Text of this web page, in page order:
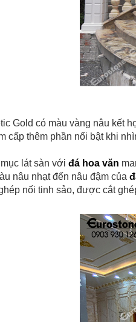
Gold có màu vàng nâu kết
cấp thêm phần nổi bật khi
lát sàn với đá hoa văn
nâu nhạt đến nâu đậm của
nối tinh sảo, được cắt